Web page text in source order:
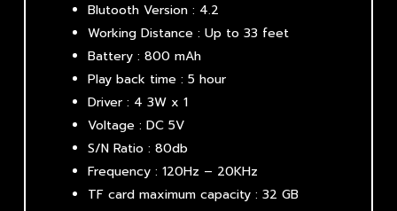
Blutooth Version : 4.2
Working Distance : Up to 33 feet
Battery : 800 mAh
Play back time : 5 hour
Driver : 4 3W x 1
Voltage : DC 5V
S/N Ratio : 80db
Frequency : 120Hz – 20KHz
TF card maximum capacity : 32 GB